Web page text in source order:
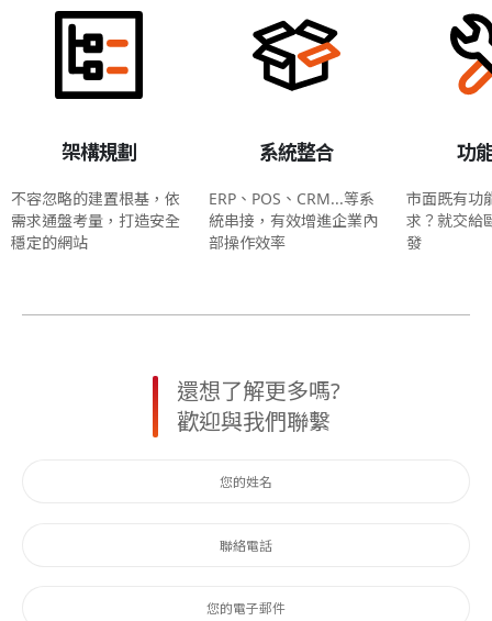
架構規劃
不容忽略的建置根基，依
需求通盤考量，打造安全
穩定的網站
系統整合
ERP、POS、CRM...等系
統串接，有效增進企業內
部操作效率
功
市面既有功
求？就交給
發
還想了解更多嗎?
歡迎與我們聯繫